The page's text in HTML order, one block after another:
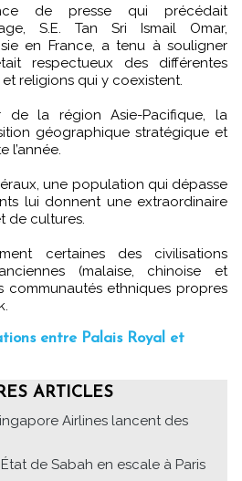
de presse qui précédait
S.E. Tan Sri Ismail Omar,
en France, a tenu à souligner
respectueux des différentes
religions qui y coexistent.
la région Asie-Pacifique, la
géographique stratégique et
l’année.
une population qui dépasse
lui donnent une extraordinaire
de cultures.
certaines des civilisations
(malaise, chinoise et
communautés ethniques propres
entre Palais Royal et
ARTICLES
Airlines lancent des
de Sabah en escale à Paris